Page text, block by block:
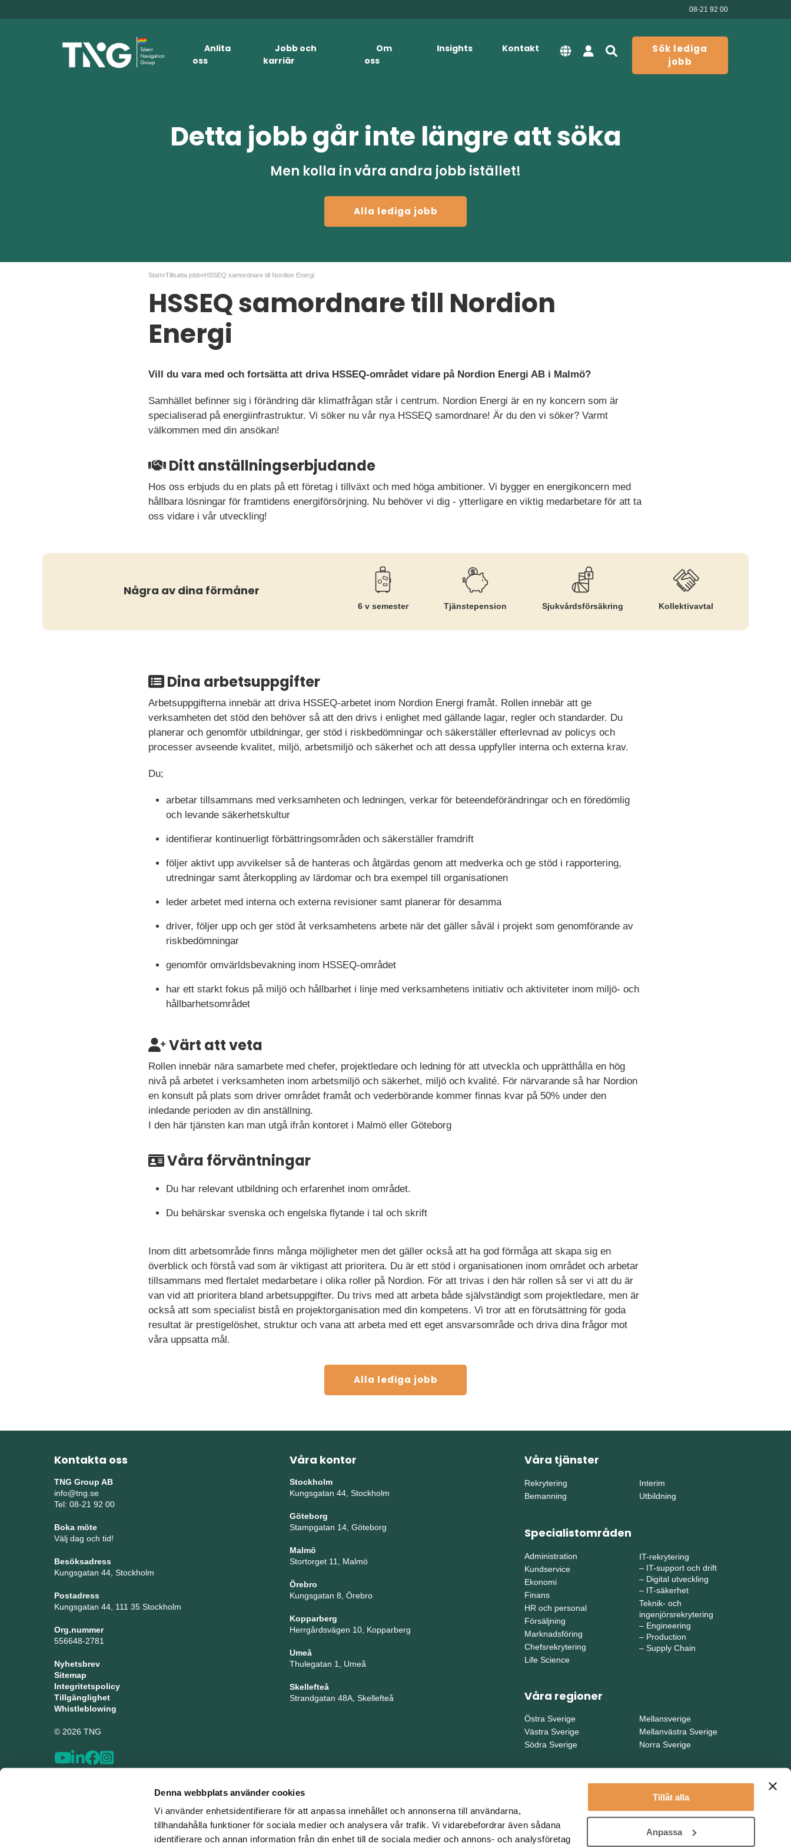
Denna webbplats använder cookies
Vi använder enhetsidentifierare för att anpassa innehållet och annonserna till användarna,
tillhandahålla funktioner för sociala medier och analysera vår trafik. Vi vidarebefordrar även sådana
identifierare och annan information från din enhet till de sociala medier och annons- och analysföretag
Tillåt alla
Anpassa
08-21 92 00
Anlita
oss
Jobb och
karriär
Om
oss
Insights Kontakt
Sök lediga
jobb
Detta jobb går inte längre att söka
Men kolla in våra andra jobb istället!
Alla lediga jobb
Start»Tillsatta jobb»HSSEQ samordnare till Nordion Energi
HSSEQ samordnare till Nordion
Energi
Vill du vara med och fortsätta att driva HSSEQ-området vidare på Nordion Energi AB i Malmö?
Samhället befinner sig i förändring där klimatfrågan står i centrum. Nordion Energi är en ny koncern som är
specialiserad på energiinfrastruktur. Vi söker nu vår nya HSSEQ samordnare! Är du den vi söker? Varmt
välkommen med din ansökan!
Ditt anställningserbjudande
Hos oss erbjuds du en plats på ett företag i tillväxt och med höga ambitioner. Vi bygger en energikoncern med
hållbara lösningar för framtidens energiförsörjning. Nu behöver vi dig - ytterligare en viktig medarbetare för att ta
oss vidare i vår utveckling!
Några av dina förmåner
6 v semester Tjänste­pension Sjukvårds­försäkring Kollektiv­avtal
Dina arbetsuppgifter
Arbetsuppgifterna innebär att driva HSSEQ-arbetet inom Nordion Energi framåt. Rollen innebär att ge
verksamheten det stöd den behöver så att den drivs i enlighet med gällande lagar, regler och standarder. Du
planerar och genomför utbildningar, ger stöd i riskbedömningar och säkerställer efterlevnad av policys och
processer avseende kvalitet, miljö, arbetsmiljö och säkerhet och att dessa uppfyller interna och externa krav.
Du;
arbetar tillsammans med verksamheten och ledningen, verkar för beteendeförändringar och en föredömlig
och levande säkerhetskultur
identifierar kontinuerligt förbättringsområden och säkerställer framdrift
följer aktivt upp avvikelser så de hanteras och åtgärdas genom att medverka och ge stöd i rapportering,
utredningar samt återkoppling av lärdomar och bra exempel till organisationen
leder arbetet med interna och externa revisioner samt planerar för desamma
driver, följer upp och ger stöd åt verksamhetens arbete när det gäller såväl i projekt som genomförande av
riskbedömningar
genomför omvärldsbevakning inom HSSEQ-området
har ett starkt fokus på miljö och hållbarhet i linje med verksamhetens initiativ och aktiviteter inom miljö- och
hållbarhetsområdet
Värt att veta
Rollen innebär nära samarbete med chefer, projektledare och ledning för att utveckla och upprätthålla en hög
nivå på arbetet i verksamheten inom arbetsmiljö och säkerhet, miljö och kvalité. För närvarande så har Nordion
en konsult på plats som driver området framåt och vederbörande kommer finnas kvar på 50% under den
inledande perioden av din anställning.
I den här tjänsten kan man utgå ifrån kontoret i Malmö eller Göteborg
Våra förväntningar
Du har relevant utbildning och erfarenhet inom området.
Du behärskar svenska och engelska flytande i tal och skrift
Inom ditt arbetsområde finns många möjligheter men det gäller också att ha god förmåga att skapa sig en
överblick och förstå vad som är viktigast att prioritera. Du är ett stöd i organisationen inom området och arbetar
tillsammans med flertalet medarbetare i olika roller på Nordion. För att trivas i den här rollen så ser vi att du är
van vid att prioritera bland arbetsuppgifter. Du trivs med att arbeta både självständigt som projektledare, men är
också att som specialist bistå en projektorganisation med din kompetens. Vi tror att en förutsättning för goda
resultat är prestigelöshet, struktur och vana att arbeta med ett eget ansvarsområde och driva dina frågor mot
våra uppsatta mål.
Alla lediga jobb
Kontakta oss
TNG Group AB
info@tng.se
Tel: 08-21 92 00
Boka möte
Välj dag och tid!
Besöksadress
Kungsgatan 44, Stockholm
Postadress
Kungsgatan 44, 111 35 Stockholm
Org.nummer
556648-2781
Nyhetsbrev
Sitemap
Integritetspolicy
Tillgänglighet
Whistleblowing
© 2026 TNG
Våra kontor
Stockholm
Kungsgatan 44, Stockholm
Göteborg
Stampgatan 14, Göteborg
Malmö
Stortorget 11, Malmö
Örebro
Kungsgatan 8, Örebro
Kopparberg
Herrgårdsvägen 10, Kopparberg
Umeå
Thulegatan 1, Umeå
Skellefteå
Strandgatan 48A, Skellefteå
Våra tjänster
Rekrytering
Bemanning
Interim
Utbildning
Specialistområden
Administration
Kundservice
Ekonomi
Finans
HR och personal
Försäljning
Marknadsföring
Chefsrekrytering
Life Science
IT-rekrytering
– IT-support och drift
– Digital utveckling
– IT-säkerhet
Teknik- och
ingenjörsrekrytering
– Engineering
– Production
– Supply Chain
Våra regioner
Östra Sverige
Västra Sverige
Södra Sverige
Mellansverige
Mellanvästra Sverige
Norra Sverige